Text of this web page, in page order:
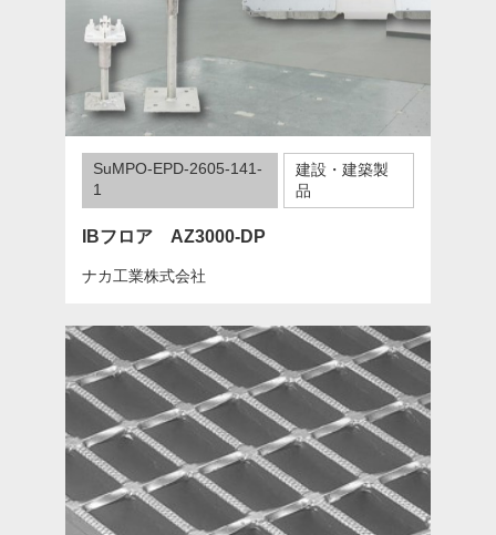
SuMPO-EPD-2605-141-
1
建設・建築製
品
IBフロア AZ3000-DP
ナカ工業株式会社